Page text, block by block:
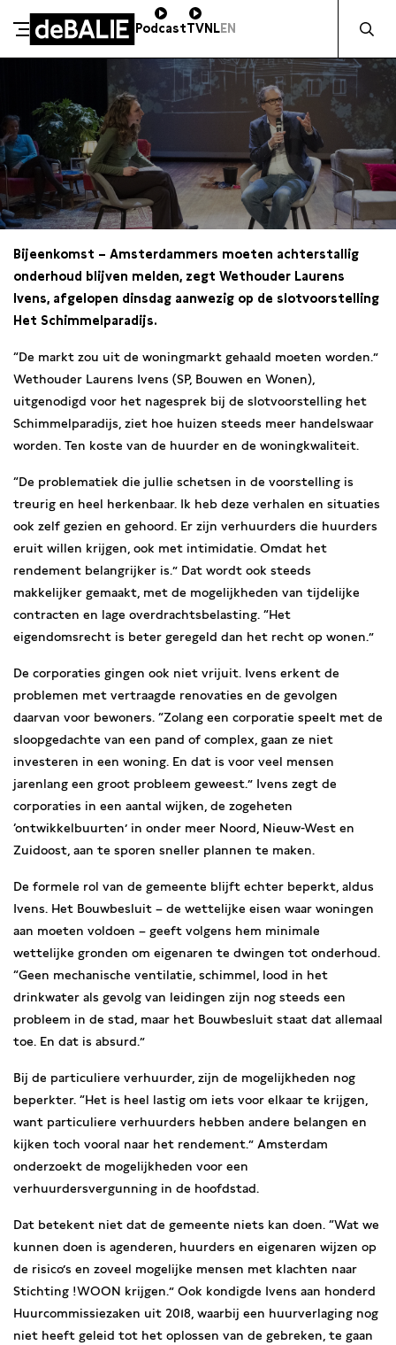
Meteen naar de content
De Balie
PodcastTVNLEN
Bijeenkomst – Amsterdammers moeten achterstallig
onderhoud blijven melden, zegt Wethouder Laurens
Ivens, afgelopen dinsdag aanwezig op de slotvoorstelling
Het Schimmelparadijs.
“De markt zou uit de woningmarkt gehaald moeten worden.”
Wethouder Laurens Ivens (SP, Bouwen en Wonen),
uitgenodigd voor het nagesprek bij de slotvoorstelling het
Schimmelparadijs, ziet hoe huizen steeds meer handelswaar
worden. Ten koste van de huurder en de woningkwaliteit.
“De problematiek die jullie schetsen in de voorstelling is
treurig en heel herkenbaar. Ik heb deze verhalen en situaties
ook zelf gezien en gehoord. Er zijn verhuurders die huurders
eruit willen krijgen, ook met intimidatie. Omdat het
rendement belangrijker is.” Dat wordt ook steeds
makkelijker gemaakt, met de mogelijkheden van tijdelijke
contracten en lage overdrachtsbelasting. “Het
eigendomsrecht is beter geregeld dan het recht op wonen.”
De corporaties gingen ook niet vrijuit. Ivens erkent de
problemen met vertraagde renovaties en de gevolgen
daarvan voor bewoners. “Zolang een corporatie speelt met de
sloopgedachte van een pand of complex, gaan ze niet
investeren in een woning. En dat is voor veel mensen
jarenlang een groot probleem geweest.” Ivens zegt de
corporaties in een aantal wijken, de zogeheten
‘ontwikkelbuurten’ in onder meer Noord, Nieuw-West en
Zuidoost, aan te sporen sneller plannen te maken.
De formele rol van de gemeente blijft echter beperkt, aldus
Ivens. Het Bouwbesluit – de wettelijke eisen waar woningen
aan moeten voldoen – geeft volgens hem minimale
wettelijke gronden om eigenaren te dwingen tot onderhoud.
“Geen mechanische ventilatie, schimmel, lood in het
drinkwater als gevolg van leidingen zijn nog steeds een
probleem in de stad, maar het Bouwbesluit staat dat allemaal
toe. En dat is absurd.”
Bij de particuliere verhuurder, zijn de mogelijkheden nog
beperkter. “Het is heel lastig om iets voor elkaar te krijgen,
want particuliere verhuurders hebben andere belangen en
kijken toch vooral naar het rendement.” Amsterdam
onderzoekt de mogelijkheden voor een
verhuurdersvergunning in de hoofdstad.
Dat betekent niet dat de gemeente niets kan doen. “Wat we
kunnen doen is agenderen, huurders en eigenaren wijzen op
de risico’s en zoveel mogelijke mensen met klachten naar
Stichting !WOON krijgen.” Ook kondigde Ivens aan honderd
Huurcommissiezaken uit 2018, waarbij een huurverlaging nog
niet heeft geleid tot het oplossen van de gebreken, te gaan